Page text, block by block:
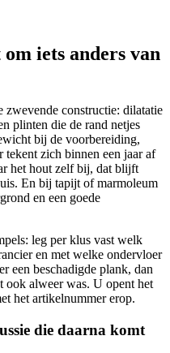
iets anders van
zwevende constructie: dilatatie
plinten die de rand netjes
bij de voorbereiding,
zich binnen een jaar af
het hout zelf bij, dat blijft
En bij tapijt of marmoleum
en een goede
leg per klus vast welk
en met welke ondervloer
een beschadigde plank, dan
ook alweer was. U opent het
het artikelnummer erop.
die daarna komt